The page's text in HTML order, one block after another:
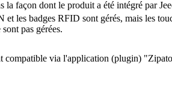
la façon dont le produit a été intégré par
et les badges RFID sont gérés, mais les
pas gérées.
compatible via l'application (plugin) "Zipato